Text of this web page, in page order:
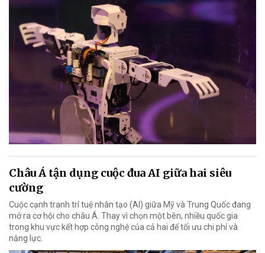
Châu Á tận dụng cuộc đua AI giữa hai siêu
cường
Cuộc cạnh tranh trí tuệ nhân tạo (AI) giữa Mỹ và Trung Quốc đang
mở ra cơ hội cho châu Á. Thay vì chọn một bên, nhiều quốc gia
trong khu vực kết hợp công nghệ của cả hai để tối ưu chi phí và
năng lực.